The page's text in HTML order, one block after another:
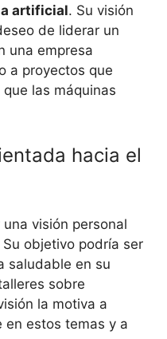
artificial. Su visión
de liderar un
una empresa
a proyectos que
las máquinas
hacia el
visión personal
Su objetivo podría ser
saludable en su
sobre
la motiva a
en estos temas y a